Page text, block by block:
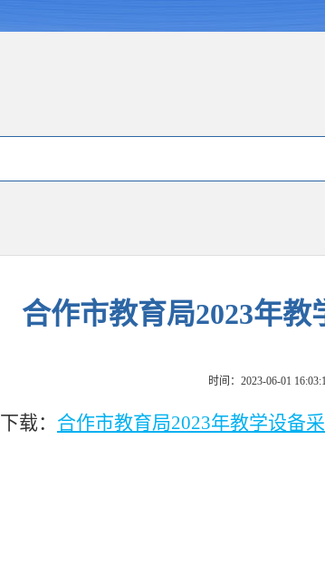
合作市教育局2023年
时间：2023-06-01
下载： 合作市教育局2023年教学设备